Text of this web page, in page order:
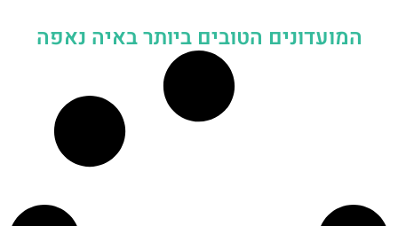
המועדונים הטובים ביותר באיה נאפה